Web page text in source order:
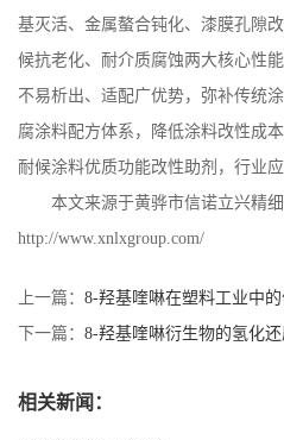
基灭活、金属螯合钝化、漆膜孔隙
候抗老化、耐介质腐蚀两大核心性
不易析出、适配广优势，弥补传统
腐涂料配方体系，降低涂料改性成
耐候涂料优质功能改性助剂，行业应
本文来源于黄骅市信诺立兴精
http://www.xnlxgroup.com/
上一篇： 8-羟基喹啉在塑料工业中
下一篇： 8-羟基喹啉衍生物的氢化
相关新闻：